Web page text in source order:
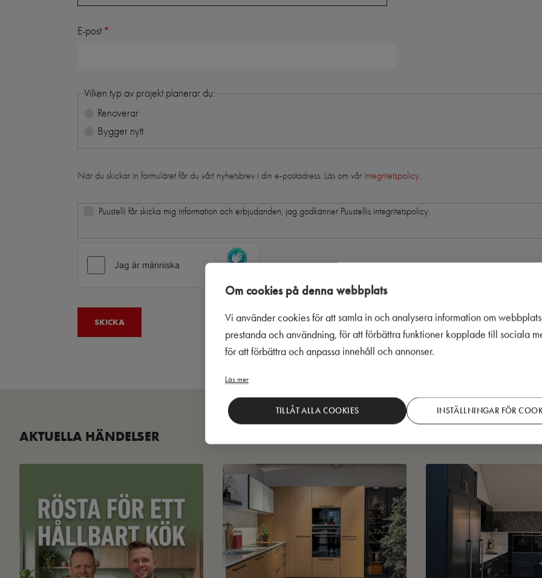
E-post
Vilken typ av projekt planerar du:
Renoverar
Bygger nytt
När du skickar in formuläret får du vårt nyhetsbrev i din e-postadress. Läs om vår integritetspolicy
Puustelli får skicka mig information och erbjudanden, jag godkänner Puustellis integritetspolicy.
AKTUELLA HÄNDELSER
Om cookies på denna webbplats
Vi använder cookies för att samla in och analysera information om
prestanda och användning, för att förbättra funktioner kopplade till sociala
för att förbättra och anpassa innehåll och annonser.
Läs mer
TILLÅT ALLA COOKIES INSTÄLLNINGAR FÖR